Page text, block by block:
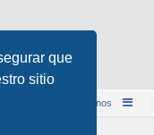
que
sitio
Contáctenos
© phpBB Limited